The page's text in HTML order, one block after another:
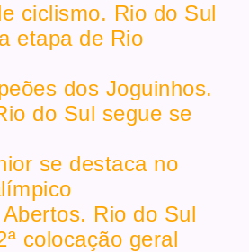
ciclismo. Rio do Sul
etapa de Rio
dos Joguinhos.
do Sul segue se
se destaca no
Rio do Sul
colocação geral